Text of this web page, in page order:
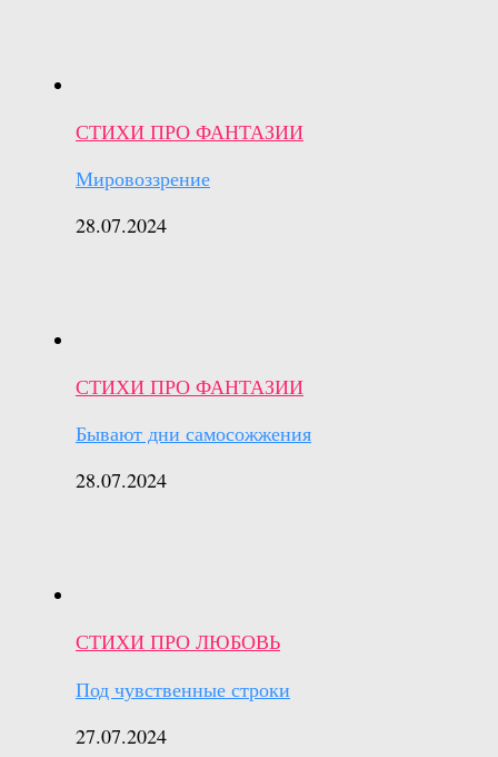
СТИХИ ПРО ФАНТАЗИИ
Мировоззрение
28.07.2024
СТИХИ ПРО ФАНТАЗИИ
Бывают дни самосожжения
28.07.2024
СТИХИ ПРО ЛЮБОВЬ
Под чувственные строки
27.07.2024